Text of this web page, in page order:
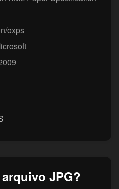
oxps
JPG?